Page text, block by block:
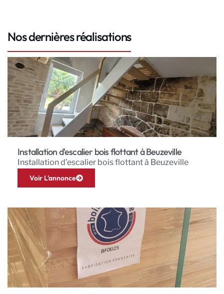
Nos dernières réalisations
Installation d'escalier bois flottant à Beuzeville
Installation d’escalier bois flottant à Beuzeville
Voir L'annonce